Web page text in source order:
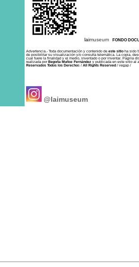
laimuseumll FONDO
Advertencia.- Toda documentación y contenido de este sitioha sido
de posibilitar su visualización y/o consulta telemática. La copia,
cual fuere la finalidad y el medio, inventado o por inventar. Página
realizada por Begoña Muñoz Fernández y publicada en este sitio al
Reservados Todos los Derechos /All Rights Reserved / vegap /
@laimuseum